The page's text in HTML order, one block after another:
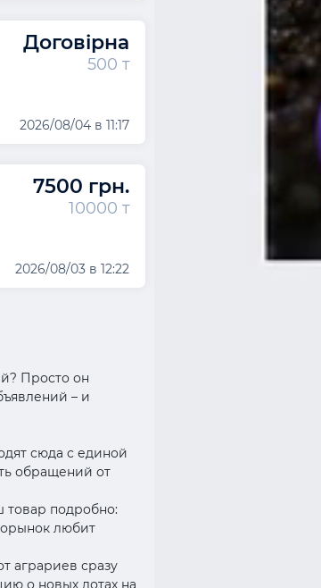
Договірна
500 т
2026/08/04 в 11:17
7500 грн.
10000 т
2026/08/03 в 12:22
Просто он
– и
сюда с единой
обращений от
товар подробно:
любит
аграриев сразу
о новых лотах на